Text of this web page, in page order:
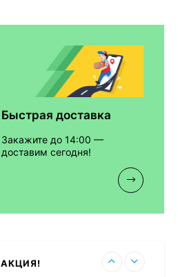
Быстрая доставка
Закажите до 14:00 —
доставим сегодня!
АКЦИЯ!
12 468₽
9 351
Матрас Vitaflex Foam
7 692₽
Матрас Vitaflex Foam